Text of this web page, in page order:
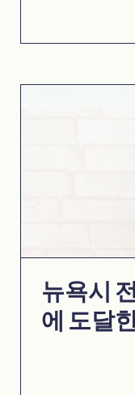
뉴욕시
에 도달한